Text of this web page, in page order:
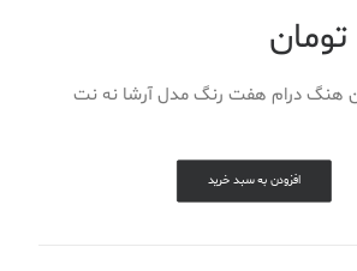
تومان
هنگ درام هفت رنگ مدل آرشا نه نت
افزودن به سبد خرید